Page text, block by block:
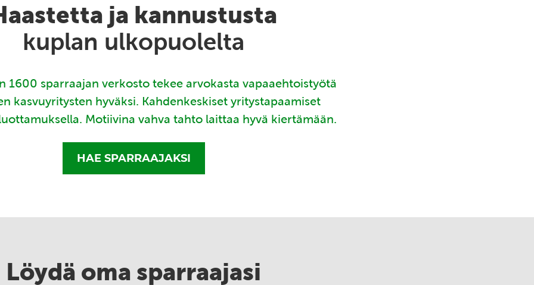
ja kannustusta
kuplan ulkopuolelta
1600 sparraajan verkosto tekee arvokasta vapaaehtoistyötä
kasvuyritysten hyväksi. Kahdenkeskiset yritystapaamiset
Motiivina vahva tahto laittaa hyvä kiertämään.
HAE SPARRAAJAKSI
Löydä oma sparraajasi